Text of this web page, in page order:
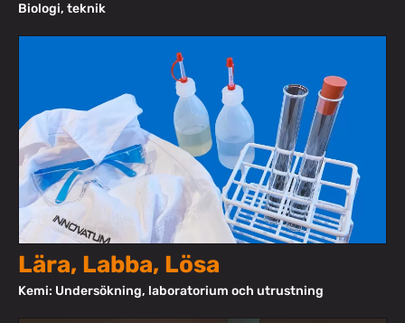
Biologi, teknik
Lära, Labba, Lösa
Kemi: Undersökning, laboratorium och utrustning